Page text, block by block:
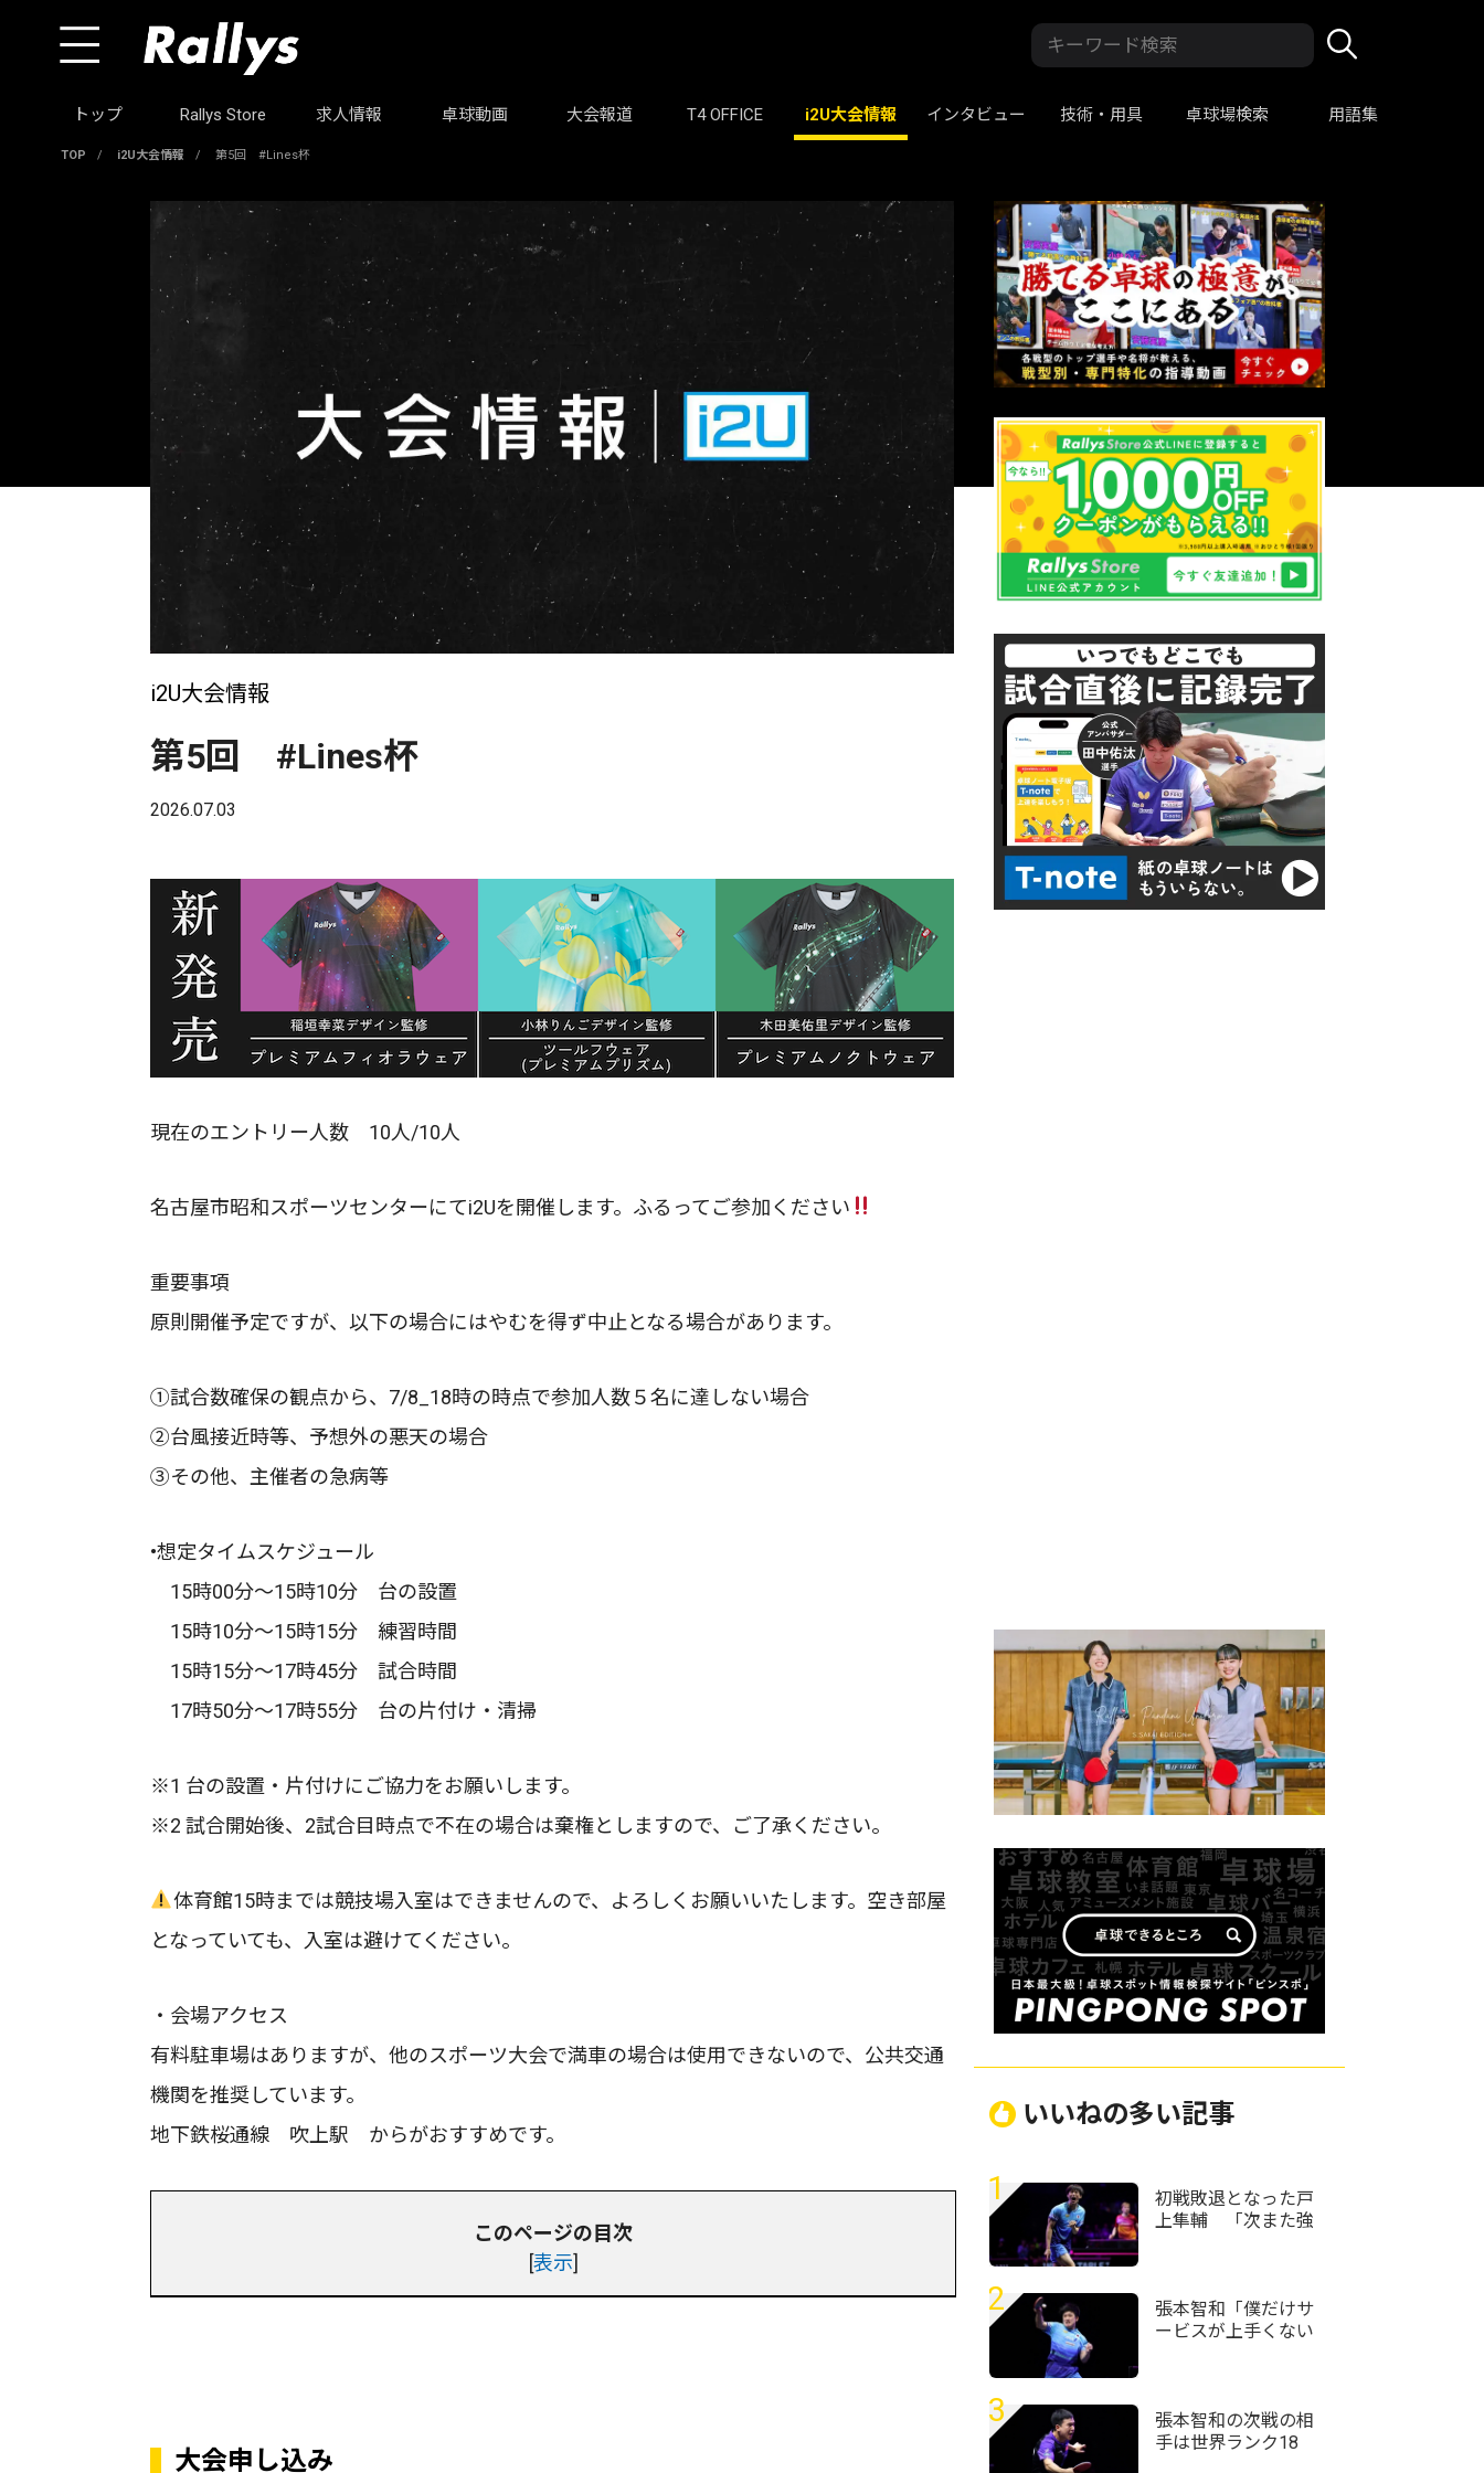
トップ Rallys Store 求人情報 卓球動画 大会報道 T4 OFFICE i2U大会情報 インタビュー 技術・用具 卓球場検索 用語集
TOP / i2U大会情報 / 第5回 #Lines杯
i2U大会情報
第5回 #Lines杯
2026.07.03
現在のエントリー人数 10人/10人
名古屋市昭和スポーツセンターにてi2Uを開催します。ふるってご参加ください
重要事項
原則開催予定ですが、以下の場合にはやむを得ず中止となる場合があります。
①試合数確保の観点から、7/8_18時の時点で参加人数５名に達しない場合
②台風接近時等、予想外の悪天の場合
③その他、主催者の急病等
•想定タイムスケジュール
15時00分～15時10分 台の設置
15時10分～15時15分 練習時間
15時15分～17時45分 試合時間
17時50分～17時55分 台の片付け・清掃
※1 台の設置・片付けにご協力をお願いします。
※2 試合開始後、2試合目時点で不在の場合は棄権としますので、ご了承ください。
体育館15時までは競技場入室はできませんので、よろしくお願いいたします。空き部屋
となっていても、入室は避けてください。
・会場アクセス
有料駐車場はありますが、他のスポーツ大会で満車の場合は使用できないので、公共交通
機関を推奨しています。
地下鉄桜通線 吹上駅 からがおすすめです。
このページの目次
[表示]
大会申し込み
いいねの多い記事
1
初戦敗退となった戸
上隼輔 「次また強
WTTチャンピオンズ
横浜2026＞
2
張本智和「僕だけサ
ービスが上手くない
チャンピオンズ横浜
2026＞
3
張本智和の次戦の相
手は世界ランク18